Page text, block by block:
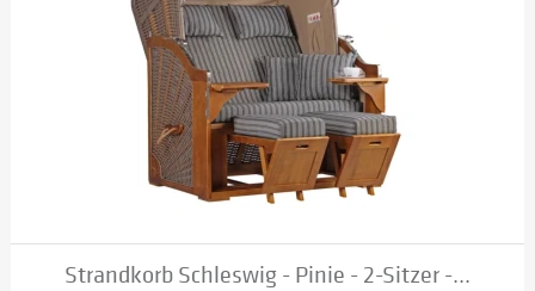
Strandkorb Schleswig - Pinie - 2-Sitzer -...